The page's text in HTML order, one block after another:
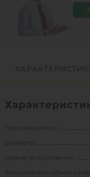
Производитель:
Диаметр:
Диаметр горловины:
Фактический объем